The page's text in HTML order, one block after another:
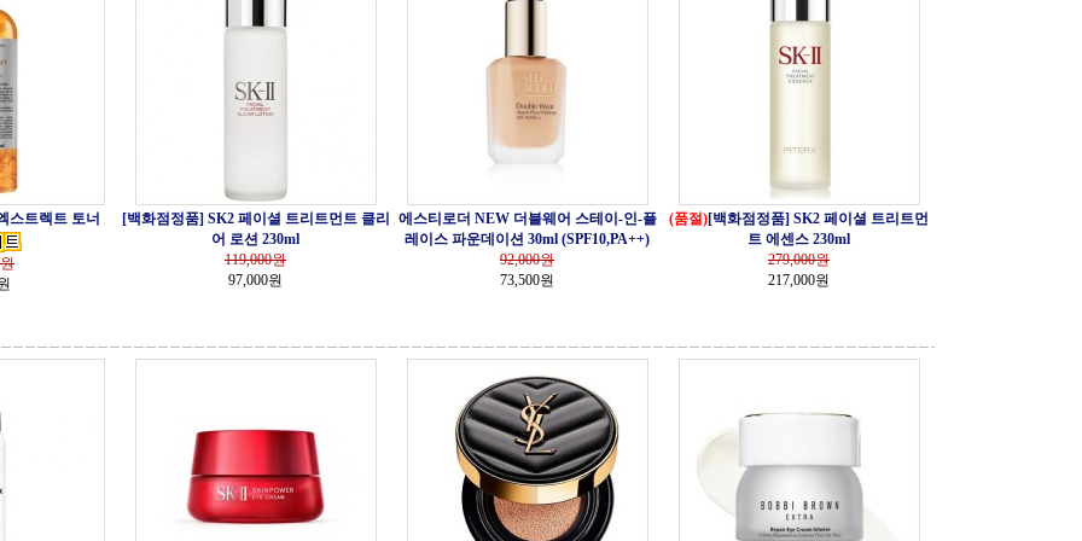
스트렉트 토너
원
[백화점정품] SK2 페이셜 트리트먼트 클리
어 로션 230ml
119,000원
97,000원
에스티로더 NEW 더블웨어 스테이-인-플
레이스 파운데이션 30ml (SPF10,PA++)
92,000원
73,500원
(품절)[백화점정품] SK2 페이셜 트리트먼
트 에센스 230ml
279,000원
217,000원